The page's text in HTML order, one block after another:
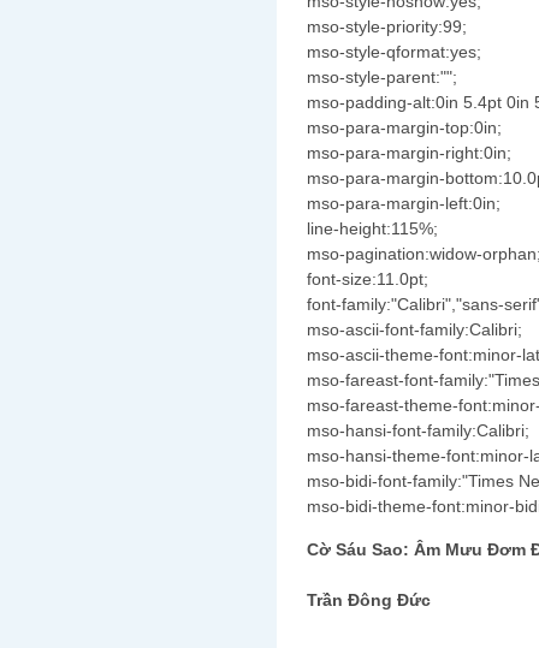
mso-style-priority:99;
mso-style-qformat:yes;
mso-style-parent:"";
mso-padding-alt:0in 5.4pt 0in
mso-para-margin-top:0in;
mso-para-margin-right:0in;
mso-para-margin-
mso-para-margin-left:0in;
line-height:115%;
mso-pagination:widow-
font-size:11.0pt;
font-family:"Calibri","sans-
mso-ascii-font-family:Calibri;
mso-ascii-theme-font:minor-
mso-fareast-font-
mso-fareast-theme-
mso-hansi-font-family:Calibri;
mso-hansi-theme-font:minor-
mso-bidi-font-family:"Times
mso-bidi-theme-font:minor-
Cờ Sáu Sao: Âm Mưu Đơm
Trần Đông Đức